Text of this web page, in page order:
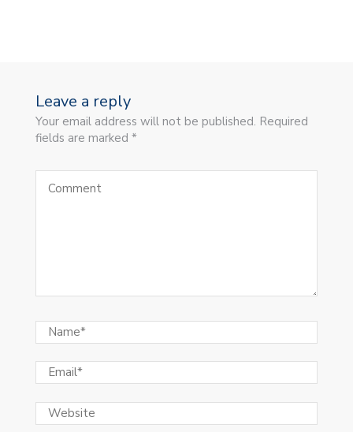
Leave a reply
Your email address will not be published. Required
fields are marked *